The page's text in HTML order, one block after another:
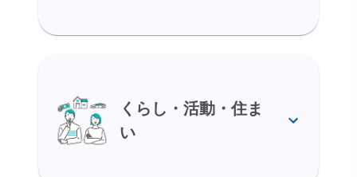
くらし・活動・住ま
い